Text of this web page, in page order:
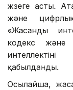
жүзеге асты.
және
«Жасанды
кодекс және
қабылданды.
Осылайша,